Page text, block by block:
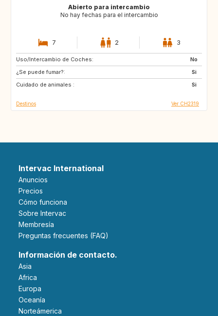
Abierto para intercambio
No hay fechas para el intercambio
7 2 3
Uso/Intercambio de Coches:
No
¿Se puede fumar?:
Si
Cuidado de animales :
Si
US
PL
IE
Destinos Ver CH2319
Intervac International
Anuncios
Precios
Cómo funciona
Sobre Intervac
Membresía
Preguntas frecuentes (FAQ)
Información de contacto.
Asia
Africa
Europa
Oceanía
Norteámerica